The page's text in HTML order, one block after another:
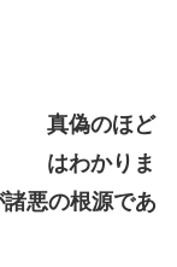
真偽のほど
はわかりま
悪の根源であ